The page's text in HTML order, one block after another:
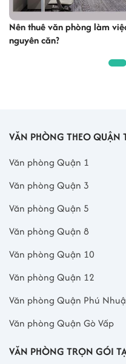
Nên thuê văn phòng làm
nguyên căn?
VĂN PHÒNG THEO QUẬN
Văn phòng Quận 1
Văn phòng Quận 3
Văn phòng Quận 5
Văn phòng Quận 8
Văn phòng Quận 10
Văn phòng Quận 12
Văn phòng Quận Phú
Văn phòng Quận Gò Vấp
VĂN PHÒNG TRỌN GÓI